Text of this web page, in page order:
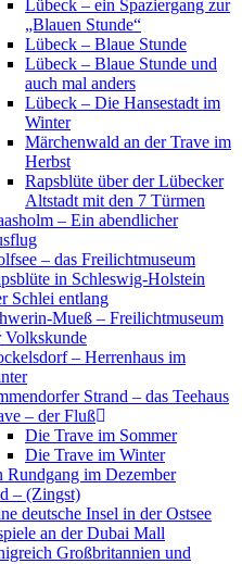
Lübeck – ein Spaziergang zur
„Blauen Stunde“
Lübeck – Blaue Stunde
Lübeck – Blaue Stunde und
auch mal anders
Lübeck – Die Hansestadt im
Winter
Märchenwald an der Trave im
Herbst
Rapsblüte über der Lübecker
Altstadt mit den 7 Türmen
– Ein abendlicher
– das Freilichtmuseum
in Schleswig-Holstein
Schlei entlang
Mueß – Freilichtmuseum
Volkskunde
– Herrenhaus im
Strand – das Teehaus
– der Fluß
Die Trave im Sommer
Die Trave im Winter
Rundgang im Dezember
– (Zingst)
deutsche Insel in der Ostsee
an der Dubai Mall
Großbritannien und